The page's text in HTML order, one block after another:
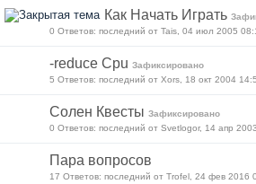
Как Начать Играть
0 Ответов: последний от Tais, 04 июл 2005
-reduce Cpu Зафиксировано
5 Ответов: последний от Xors, 18 окт 2004
Солен Квесты Зафиксировано
0 Ответов: последний от Svetlogor, 14 апр
Пара вопросов
17 Ответов: последний от Trofel, 24 фев 2016